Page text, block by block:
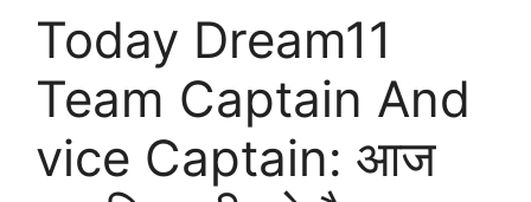
Today Dream11
Team Captain And
vice Captain: आज